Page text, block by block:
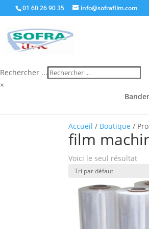
01 60 26 90 35 info@sofrafilm.com
Rechercher ...
×
Accueil / Boutique /
film
Voici le seul résultat